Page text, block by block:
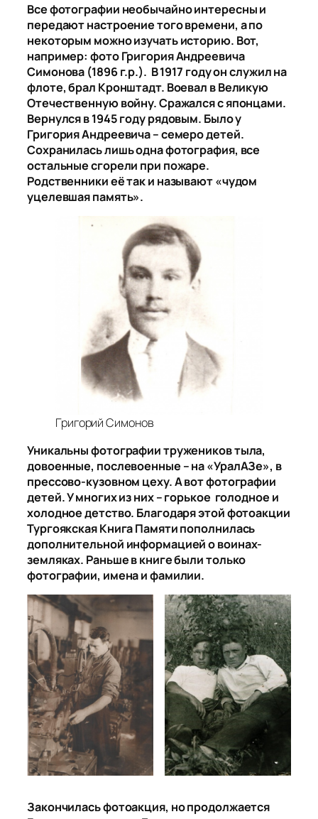
Все фотографии необычайно интересны и
передают настроение того времени, а по
некоторым можно изучать историю. Вот,
например: фото Григория Андреевича
Симонова (1896 г.р.). В 1917 году он служил на
флоте, брал Кронштадт. Воевал в Великую
Отечественную войну. Сражался с японцами.
Вернулся в 1945 году рядовым. Было у
Григория Андреевича – семеро детей.
Сохранилась лишь одна фотография, все
остальные сгорели при пожаре.
Родственники её так и называют «чудом
уцелевшая память».
Григорий Симонов
Уникальны фотографии тружеников тыла,
довоенные, послевоенные – на «УралАЗе», в
прессово-кузовном цеху. А вот фотографии
детей. У многих из них – горькое голодное и
холодное детство. Благодаря этой фотоакции
Тургоякская Книга Памяти пополнилась
дополнительной информацией о воинах-
земляках. Раньше в книге были только
фотографии, имена и фамилии.
Закончилась фотоакция, но продолжается